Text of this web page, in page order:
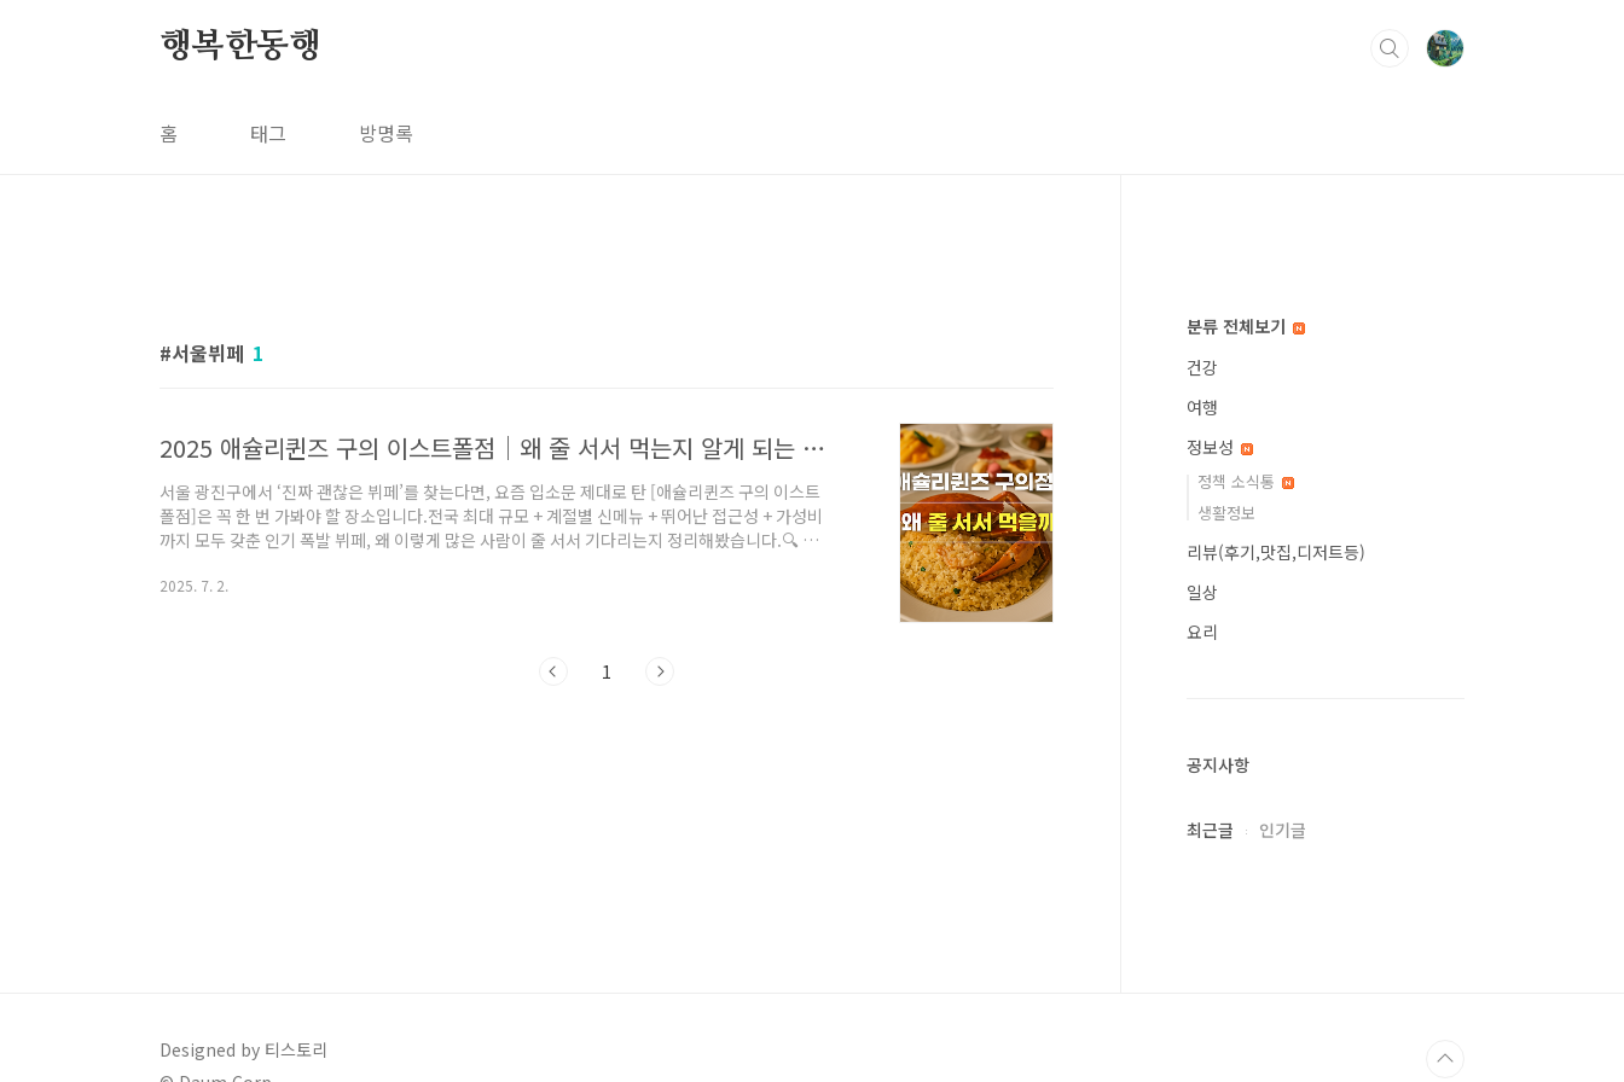
행복한동행
홈 태그 방명록
서울뷔페 1
2025 애슐리퀸즈 구의 이스트폴점｜왜 줄 서서 먹는지 알게 되는 뷔페 명소
서울 광진구에서 ‘진짜 괜찮은 뷔페’를 찾는다면, 요즘 입소문 제대로 탄 [애슐리퀸즈 구의 이스트
폴점]은 꼭 한 번 가봐야 할 장소입니다.전국 최대 규모 + 계절별 신메뉴 + 뛰어난 접근성 + 가성비
까지 모두 갖춘 인기 폭발 뷔페, 왜 이렇게 많은 사람이 줄 서서 기다리는지 정리해봤습니다.🔍 한
구의역 바로 앞 도보 1분✔️ 학생 할인 ‘슐리데이’ 매월 화·수 적용✔️ 가성비 최강 뷔페 (런치
2025. 7. 2.
1
분류 전체보기
건강
여행
정보성
정책 소식통
생활정보
리뷰(후기,맛집,디저트등)
일상
요리
공지사항
최근글 인기글
Designed by 티스토리